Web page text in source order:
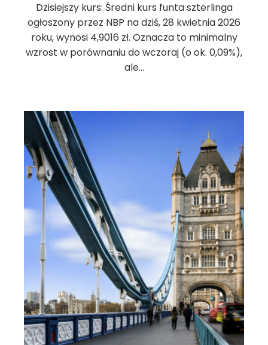
Dzisiejszy kurs: Średni kurs funta szterlinga
ogłoszony przez NBP na dziś, 28 kwietnia 2026
roku, wynosi 4,9016 zł. Oznacza to minimalny
wzrost w porównaniu do wczoraj (o ok. 0,09%),
ale…